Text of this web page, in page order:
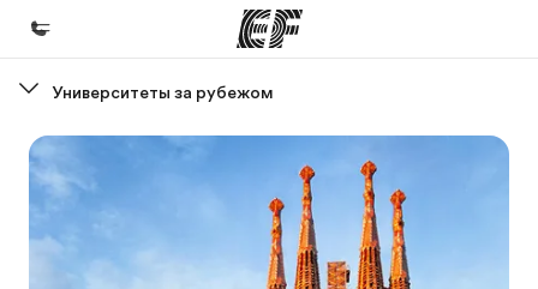
Добро пожаловать в EF
Программы
Все курсы и программы EF
Университеты за рубежом